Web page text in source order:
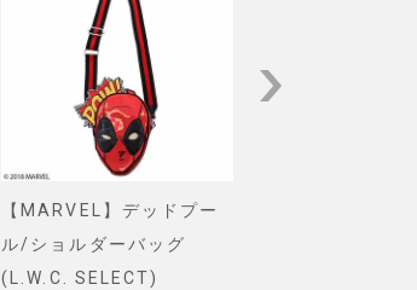
【MARVEL】デッドプー
ル/ショルダーバッグ
(L.W.C. SELECT)